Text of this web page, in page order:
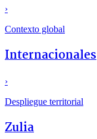
›
Contexto global
Internacionales
›
Despliegue territorial
Zulia